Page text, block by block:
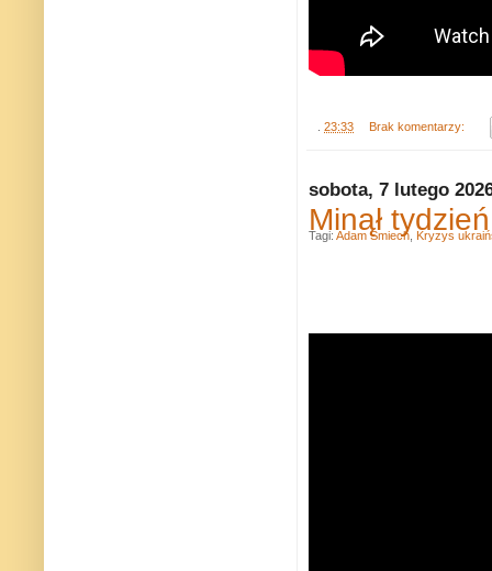
23:33 Brak komentarzy:
sobota, 7 lutego
Minął
Tagi: Adam Śmiech Kryzys